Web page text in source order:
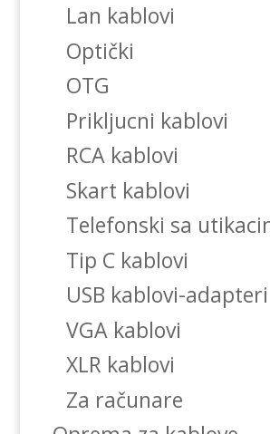
Lan kablovi
Optički
OTG
Prikljucni kablovi
RCA kablovi
Skart kablovi
Telefonski sa
Tip C kablovi
USB kablovi-adapteri
VGA kablovi
XLR kablovi
Za računare